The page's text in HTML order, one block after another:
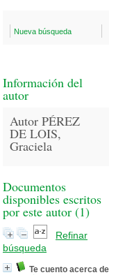
Nueva búsqueda
Información del
autor
Autor PÉREZ
DE LOIS,
Graciela
Documentos
disponibles escritos
por este autor (1)
Refinar
búsqueda
Te cuento acerca de